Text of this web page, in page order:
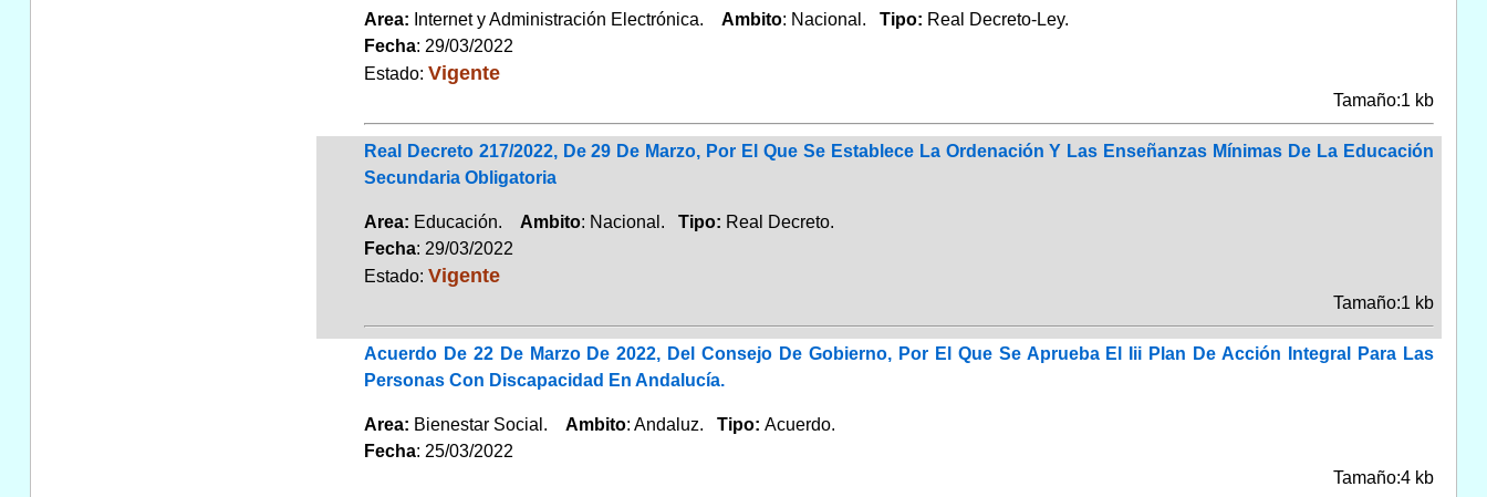
Area: Internet y Administración Electrónica. Ambito: Nacional. Tipo: Real Decreto-Ley.
Fecha: 29/03/2022
Estado: Vigente
Tamaño:1 kb
Real Decreto 217/2022, De 29 De Marzo, Por El Que Se Establece La Ordenación Y Las Enseñanzas Mínimas De La Educación
Secundaria Obligatoria
Area: Educación. Ambito: Nacional. Tipo: Real Decreto.
Fecha: 29/03/2022
Estado: Vigente
Tamaño:1 kb
Acuerdo De 22 De Marzo De 2022, Del Consejo De Gobierno, Por El Que Se Aprueba El Iii Plan De Acción Integral Para Las
Personas Con Discapacidad En Andalucía.
Area: Bienestar Social. Ambito: Andaluz. Tipo: Acuerdo.
Fecha: 25/03/2022
Tamaño:4 kb